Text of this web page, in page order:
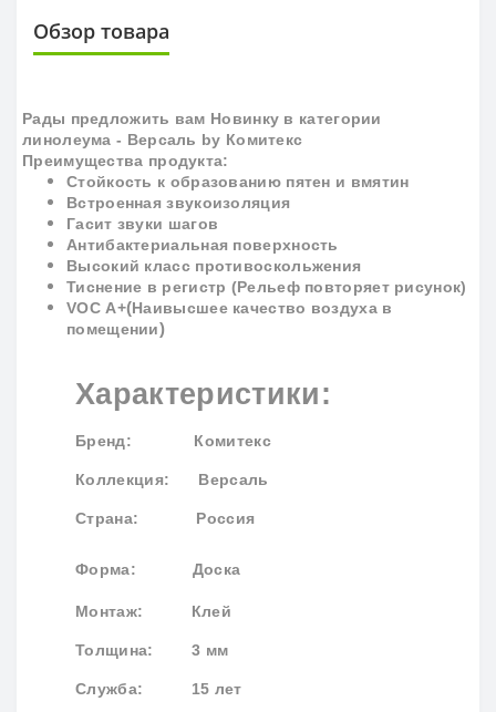
Обзор товара
Рады предложить вам Новинку в категории
линолеума - Версаль by Комитекс
Преимущества продукта:
Стойкость к образованию пятен и вмятин
Встроенная звукоизоляция
Гасит звуки шагов
Антибактериальная поверхность
Высокий класс противоскольжения
Тиснение в регистр (Рельеф повторяет рисунок)
VOC A+(Наивысшее качество воздуха в
помещении)
Характеристики:
Бренд: Комитекс
Коллекция: Версаль
Страна: Россия
Форма: Доска
Монтаж: Клей
Толщина: 3 мм
Служба: 15 лет